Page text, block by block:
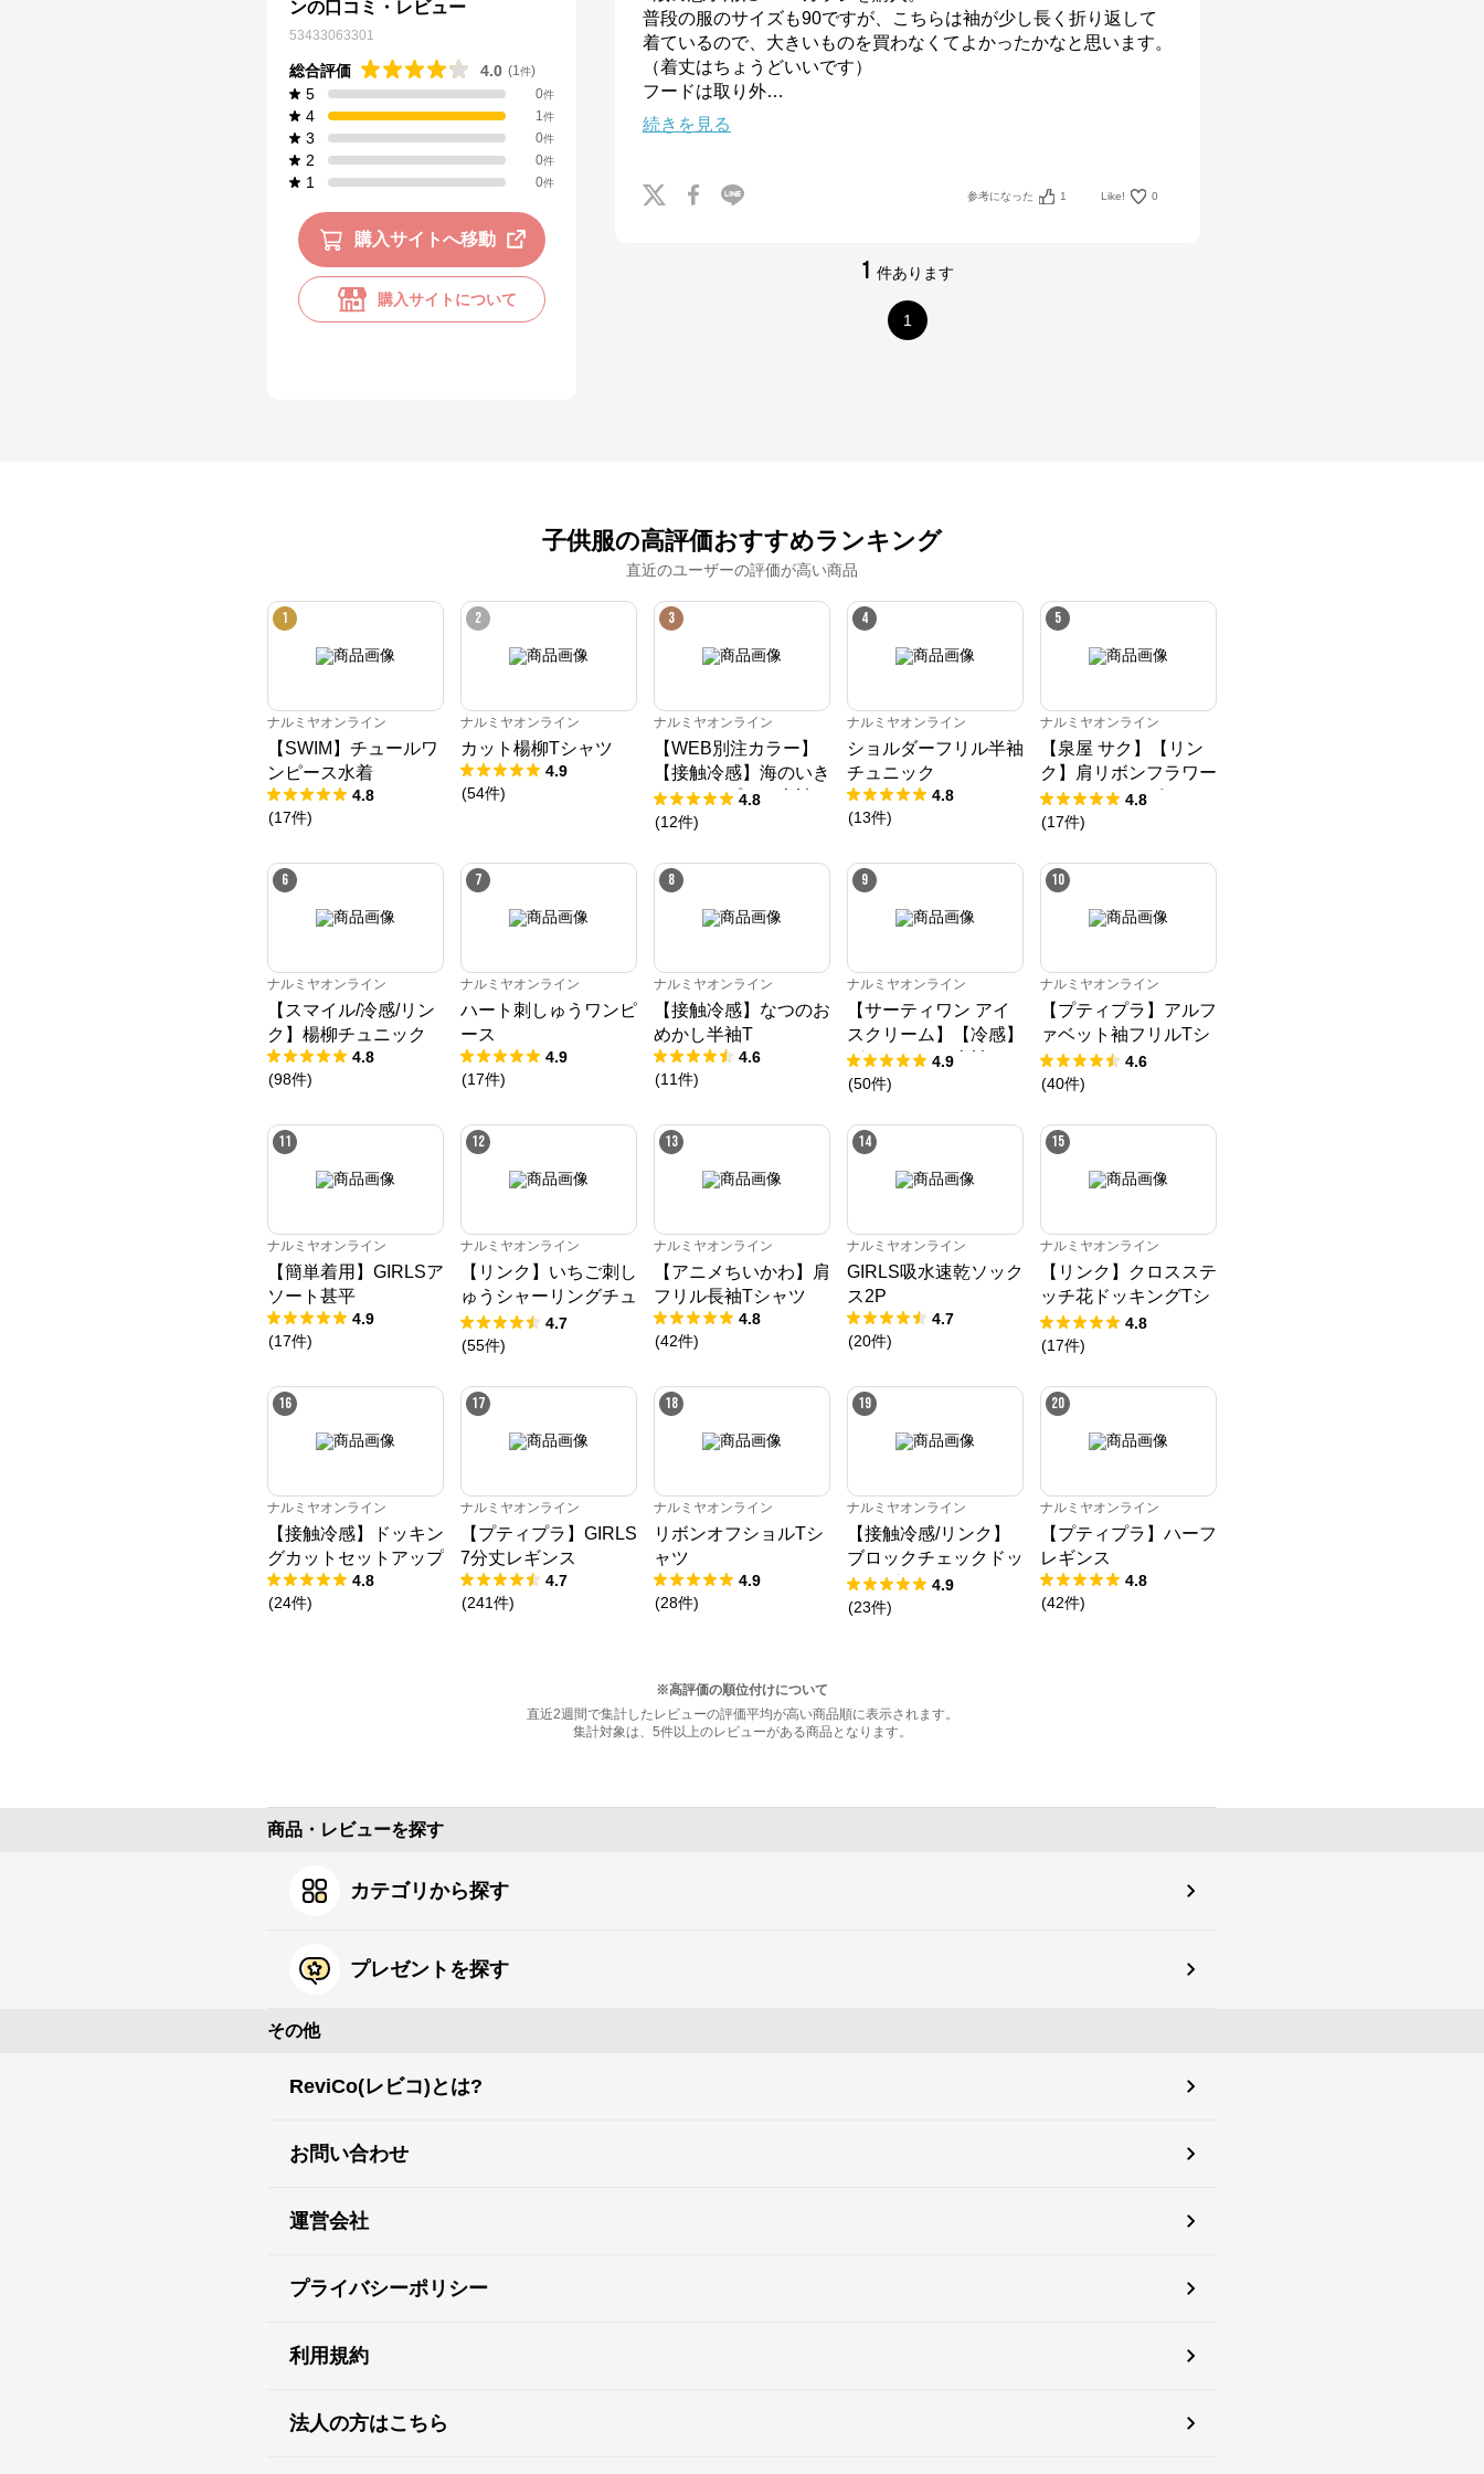
ンの口コミ・レビュー
53433063301
総合評価 4.0 (1 件)
5 0件
4 1件
3 0件
2 0件
1 0件
購入サイトへ移動
購入サイトについて
普段の服のサイズも90ですが、こちらは袖が少し長く折り返して
着ているので、大きいものを買わなくてよかったかなと思います。
（着丈はちょうどいいです）
フードは取り外…
続きを見る
参考になった 1 Like! 0
1 件あります
1
子供服の高評価おすすめランキング
直近のユーザーの評価が高い商品
1
ナルミヤオンライン
【SWIM】チュールワ
ンピース水着
4.8
(17件)
2
ナルミヤオンライン
カット楊柳Tシャツ
4.9
(54件)
3
ナルミヤオンライン
【WEB別注カラー】
【接触冷感】海のいき
ものアップリケ半袖T
シャツ
4.8
(12件)
4
ナルミヤオンライン
ショルダーフリル半袖
チュニック
4.8
(13件)
5
ナルミヤオンライン
【泉屋 サク】【リン
ク】肩リボンフラワー
キャットワンピース
4.8
(17件)
6
ナルミヤオンライン
【スマイル/冷感/リン
ク】楊柳チュニック
4.8
(98件)
7
ナルミヤオンライン
ハート刺しゅうワンピ
ース
4.9
(17件)
8
ナルミヤオンライン
【接触冷感】なつのお
めかし半袖T
4.6
(11件)
9
ナルミヤオンライン
【サーティワン アイ
スクリーム】【冷感】
グラフィック半袖Tシ
ャツ
4.9
(50件)
10
ナルミヤオンライン
【プティプラ】アルフ
ァベット袖フリルTシ
ャツ
4.6
(40件)
11
ナルミヤオンライン
【簡単着用】GIRLSア
ソート甚平
4.9
(17件)
12
ナルミヤオンライン
【リンク】いちご刺し
ゅうシャーリングチュ
ニック
4.7
(55件)
13
ナルミヤオンライン
【アニメちいかわ】肩
フリル長袖Tシャツ
4.8
(42件)
14
ナルミヤオンライン
GIRLS吸水速乾ソック
ス2P
4.7
(20件)
15
ナルミヤオンライン
【リンク】クロスステ
ッチ花ドッキングTシ
ャツ
4.8
(17件)
16
ナルミヤオンライン
【接触冷感】ドッキン
グカットセットアップ
4.8
(24件)
17
ナルミヤオンライン
【プティプラ】GIRLS
7分丈レギンス
4.7
(241件)
18
ナルミヤオンライン
リボンオフショルTシ
ャツ
4.9
(28件)
19
ナルミヤオンライン
【接触冷感/リンク】
ブロックチェックドッ
キングTシャツ
4.9
(23件)
20
ナルミヤオンライン
【プティプラ】ハーフ
レギンス
4.8
(42件)
※高評価の順位付けについて
直近2週間で集計したレビューの評価平均が高い商品順に表示されます。
集計対象は、5件以上のレビューがある商品となります。
公式ECサイト
ナルミヤオンラインからのコメント
ナルミヤオンライン公式通販ショップ。人気子供服メゾピアノ、プティマイ
ン、ラブトキシック、アナスイミニ等、全ブランド、全商品をご覧いただけま
商品・レビューを探す
カテゴリから探す
プレゼントを探す
その他
ReviCo(レビコ)とは?
お問い合わせ
運営会社
プライバシーポリシー
利用規約
法人の方はこちら